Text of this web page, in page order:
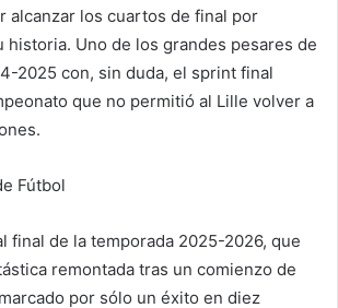
alcanzar los cuartos de final por
historia. Uno de los grandes pesares de
2025 con, sin duda, el sprint final
que no permitió al Lille volver a
Fútbol
final de la temporada 2025-2026, que
remontada tras un comienzo de
por sólo un éxito en diez